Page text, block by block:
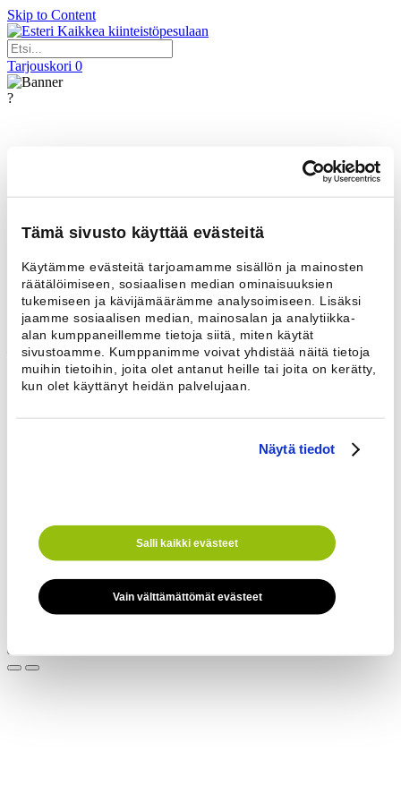
Tämä sivusto käyttää evästeitä
Käytämme evästeitä tarjoamamme sisällön ja mainosten
räätälöimiseen, sosiaalisen median ominaisuuksien
tukemiseen ja kävijämäärämme analysoimiseen. Lisäksi
jaamme sosiaalisen median, mainosalan ja analytiikka-
alan kumppaneillemme tietoja siitä, miten käytät
sivustoamme. Kumppanimme voivat yhdistää näitä tietoja
muihin tietoihin, joita olet antanut heille tai joita on kerätty,
kun olet käyttänyt heidän palvelujaan.
Näytä tiedot
Salli kaikki evästeet
Vain välttämättömät evästeet
Skip to Content
Kaikkea kiinteistöpesulaan
Tarjouskori 0
?
Korjausrakentamisilta2025 on pian täällä! Tule käymään
ammattitaidolla
Luotettava kumppani
Suomen vahvimmat Platina
Esteri Pesulakoneet Oy
Kaakelikaari 8, 01720 Vantaa
+358 9 8494 222 Tämä sähköpostiosoite on suojattu spamboteilta.
Tarvitset JavaScript-tuen nähdäksesi sen.
Youtube
LinkedIn
TikTok
Verkkosivut:Site Logic